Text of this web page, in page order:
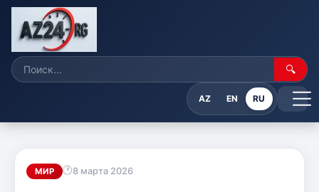
🔍
AZ EN RU
МИР 8 марта 2026